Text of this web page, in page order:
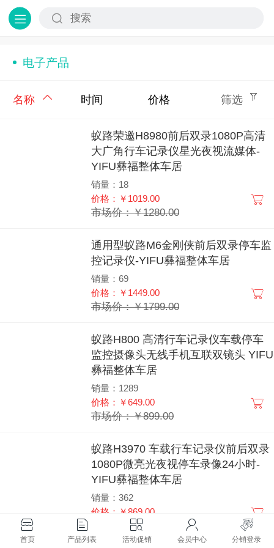
电子产品
名称 时间 价格 筛选
蚁路荣邀H8980前后双录1080P高清
大广角行车记录仪星光夜视流媒体-
YIFU彝福整体车居
销量：18
价格：￥1019.00
市场价：￥1280.00
通用型蚁路M6金刚侠前后双录停车监
控记录仪-YIFU彝福整体车居
销量：69
价格：￥1449.00
市场价：￥1799.00
蚁路H800 高清行车记录仪车载停车
监控摄像头无线手机互联双镜头 YIFU
彝福整体车居
销量：1289
价格：￥649.00
市场价：￥899.00
蚁路H3970 车载行车记录仪前后双录
1080P微亮光夜视停车录像24小时-
YIFU彝福整体车居
销量：362
价格：￥869.00
市场价：￥988.00
首页 产品列表 活动促销 会员中心 分销登录